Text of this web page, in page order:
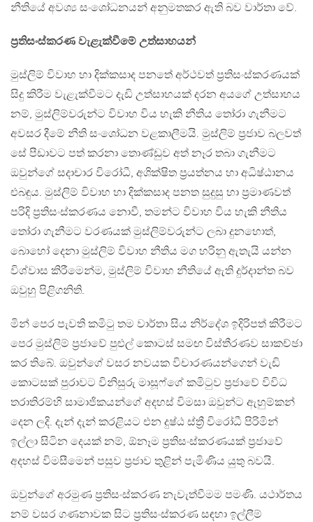
නීතියේ අවශ්‍ය සංශෝධනයන් අනුමතකර ඇති බව වාර්තා වේ.
ප්‍රතිසංස්කරණ වැළැක්වීමේ උත්සාහයන්
මුස්ලිම් විවාහ හා දික්කසාද පනතේ අර්ථවත් ප්‍රතිසංස්කරණයක්
සිදු කිරීම වැළැක්වීමට දැඩි උත්සාහයක් දරන අයගේ උත්සාහය
නම්, මුස්ලිම්වරුන්ට විවාහ විය හැකි නීතිය තෝරා ගැනීමට
අවසර දීමේ නීති සංශෝධන වළකාලීමයි. මුස්ලිම් ප්‍රජාව බලවත්
සේ පීඩාවට පත් කරනා තොණ්ඩුව අත් නෑර තබා ගැනීමට
ඔවුන්ගේ සදාචාර විරෝධී, අශික්ෂිත ප්‍රයත්නය හා අධිෂ්ඨානය
එබඳුය. මුස්ලිම් විවාහ හා දික්කසාද පනත සුදුසු හා ප්‍රමාණවත්
පරිදි ප්‍රතිසංස්කරණය නොවී, තමන්ට විවාහ විය හැකි නීතිය
තෝරා ගැනීමට වරණයක් මුස්ලිම්වරුන්ට ලබා දුනහොත්,
බොහෝ දෙනා මුස්ලිම් විවාහ නීතිය මග හරිනු ඇතැයි යන්න
විශ්වාස කිරීමෙන්ම, මුස්ලිම් විවාහ නීතියේ ඇති දුර්දාන්ත බව
ඔවුහු පිළිගනිති.
මින් පෙර පැවති කමිටු තම වාර්තා සිය නිර්දේශ ඉදිරිපත් කිරීමට
පෙර මුස්ලිම් ප්‍රජාවේ පුළුල් කොටස් සමඟ විස්තීරණව සාකච්ඡා
කර තිබේ. ඔවුන්ගේ වසර නවයක විචාරණයන්ගෙන් වැඩි
කොටසක් පුරාවට විනිසුරු මාසූෆ්ගේ කමිටුව ප්‍රජාවේ විවිධ
තරාතිරම්හි සාමාජිකයන්ගේ අදහස් විමසා ඔවුන්ට ඇහුම්කන්
දෙන ලදි. දැන් දැන් කරළියට එන දුෂ්ඨ ස්ත්‍රී විරෝධී පිරිමින්
ඉල්ලා සිටින දෙයක් නම්, ඕනෑම ප්‍රතිසංස්කරණයක් ප්‍රජාවේ
අදහස් විමසීමෙන් පසුව ප්‍රජාව තුළින් පැමිණිය යුතු බවයි.
ඔවුන්ගේ අරමුණ ප්‍රතිසංස්කරණ නැවැත්වීමම පමණි. යථාර්තය
නම් වසර ගණනාවක සිට ප්‍රතිසංස්කරණ සඳහා ඉල්ලීම්